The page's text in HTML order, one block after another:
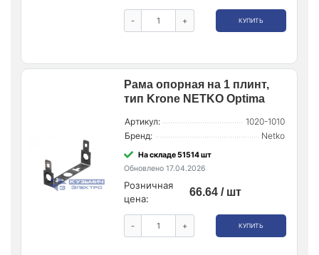
- + КУПИТЬ
Рама опорная на 1 плинт,
тип Krone NETKO Optima
Артикул:
1020-1010
Бренд:
Netko
На складе 51514 шт
Обновлено 17.04.2026
Розничная
цена:
66.64 / шт
- + КУПИТЬ